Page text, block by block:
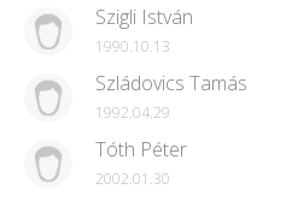
Szigli István
1990.10.13
Szládovics Tamás
1992.04.29
Tóth Péter
2002.01.30